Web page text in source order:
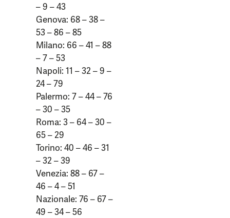
– 9 – 43
Genova: 68 – 38 –
53 – 86 – 85
Milano: 66 – 41 – 88
– 7 – 53
Napoli: 11 – 32 – 9 –
24 – 79
Palermo: 7 – 44 – 76
– 30 – 35
Roma: 3 – 64 – 30 –
65 – 29
Torino: 40 – 46 – 31
– 32 – 39
Venezia: 88 – 67 –
46 – 4 – 51
Nazionale: 76 – 67 –
49 – 34 – 56